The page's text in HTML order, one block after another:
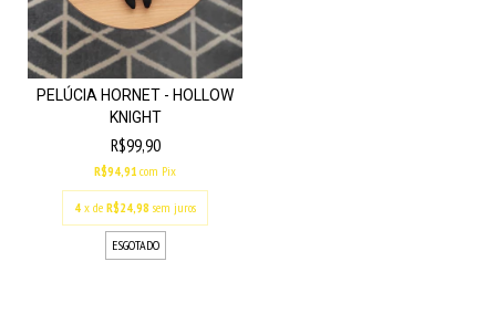
PELÚCIA HORNET - HOLLOW
KNIGHT
R$99,90
R$94,91 com Pix
4 x de R$24,98 sem juros
ESGOTADO